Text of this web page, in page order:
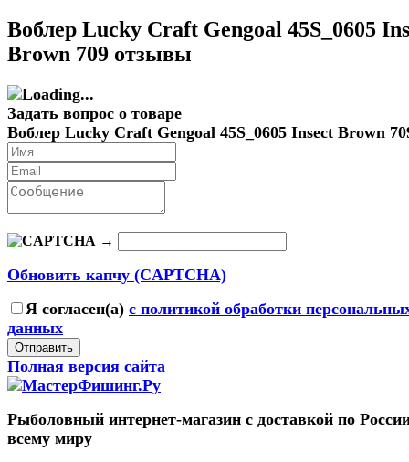
Воблер Lucky Craft Gengoal 45S_0605
Brown 709 отзывы
Задать вопрос о товаре
Воблер Lucky Craft Gengoal 45S_0605 Insect Brown
→
Обновить капчу (CAPTCHA)
Я согласен(a) с политикой обработки
данных
Отправить
Полная версия сайта
Рыболовный интернет-магазин с доставкой по
всему миру